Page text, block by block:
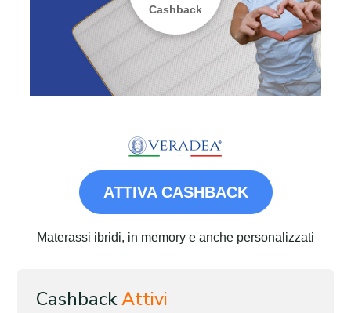
Cashback
ATTIVA CASHBACK
Materassi ibridi, in memory e anche personalizzati
CashbackAttivi